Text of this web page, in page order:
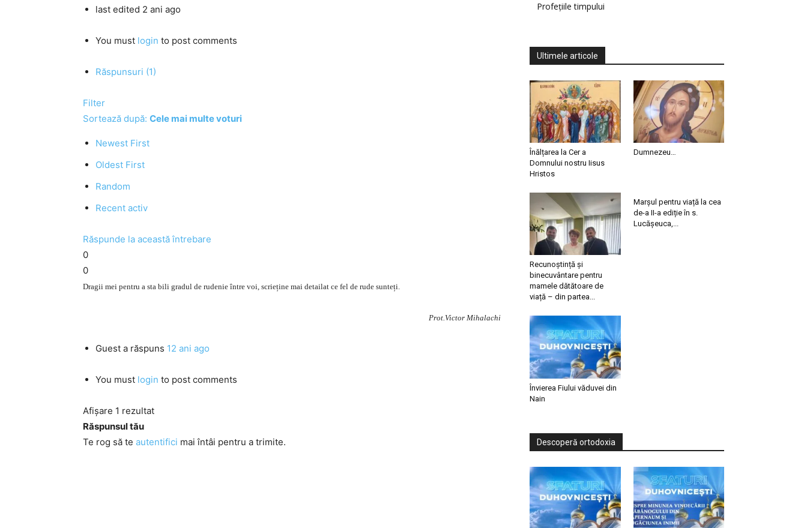
last edited 2 ani ago
You must login to post comments
Răspunsuri (1)
Filter
Sortează după: Cele mai multe voturi
Newest First
Oldest First
Random
Recent activ
Răspunde la această întrebare
0
0
Dragii mei pentru a sta bili gradul de rudenie între voi, scrieține mai detailat ce fel de rude sunteți.
Prot.Victor Mihalachi
Guest a răspuns 12 ani ago
You must login to post comments
Afișare 1 rezultat
Răspunsul tău
Te rog să te autentifici mai întâi pentru a trimite.
Profețiile timpului
Ultimele articole
Înălțarea la Cer a
Domnului nostru Iisus
Hristos
Dumnezeu…
Recunoștință și
binecuvântare pentru
mamele dătătoare de
viață – din partea...
Marșul pentru viață la cea
de-a II-a ediție în s.
Lucășeuca,...
Învierea Fiului văduvei din
Nain
Descoperă ortodoxia